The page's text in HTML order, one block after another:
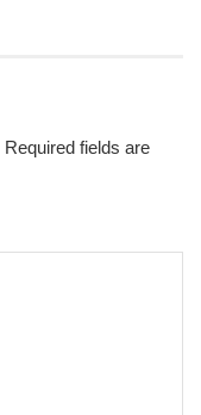
Required fields are